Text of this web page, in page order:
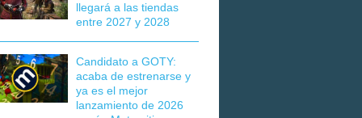
llegará a las tiendas
entre 2027 y 2028
Candidato a GOTY:
acaba de estrenarse y
ya es el mejor
lanzamiento de 2026